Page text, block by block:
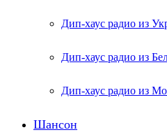
Дип-хаус радио из
Дип-хаус радио из
Дип-хаус радио из
Шансон